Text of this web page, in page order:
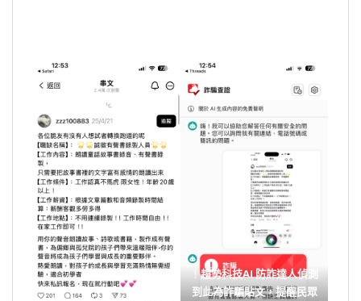
！趨勢科技AI 防詐達人偵測
到此為詐騙貼文，提醒民眾